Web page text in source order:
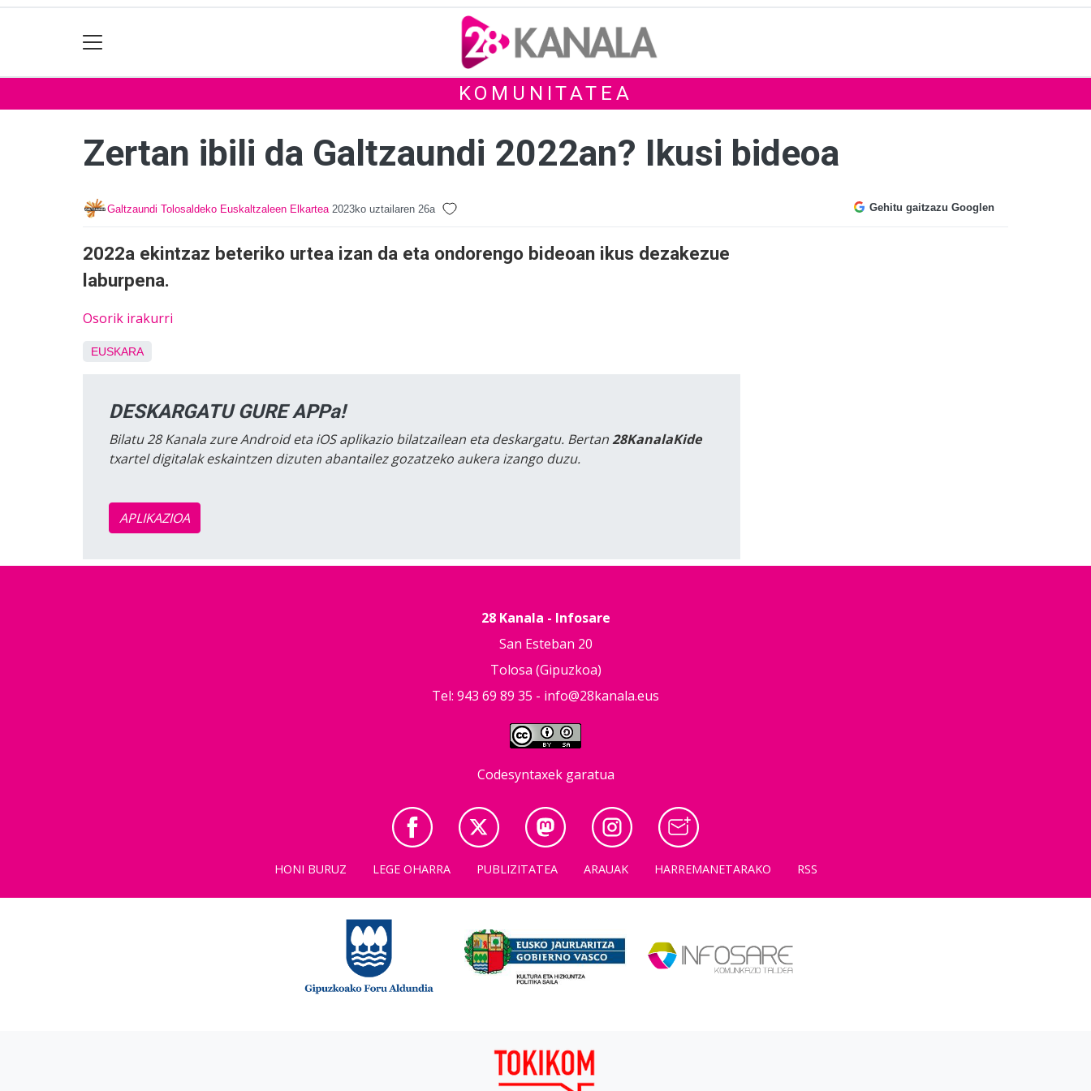
KOMUNITATEA
Zertan ibili da Galtzaundi 2022an? Ikusi bideoa
Galtzaundi Tolosaldeko Euskaltzaleen Elkartea 2023ko uztailaren 26a Gehitu gaitzazu Googlen
2022a ekintzaz beteriko urtea izan da eta ondorengo bideoan ikus dezakezue
laburpena.
Osorik irakurri
EUSKARA
DESKARGATU GURE APPa!
Bilatu 28 Kanala zure Android eta iOS aplikazio bilatzailean eta deskargatu. Bertan28KanalaKide
txartel digitalak eskaintzen dizuten abantailez gozatzeko aukera izango duzu.
APLIKAZIOA
28 Kanala - Infosare
San Esteban 20
Tolosa (Gipuzkoa)
Tel: 943 69 89 35 - info@28kanala.eus
Codesyntaxek garatua
HONI BURUZ LEGE OHARRA PUBLIZITATEA ARAUAK HARREMANETARAKO RSS